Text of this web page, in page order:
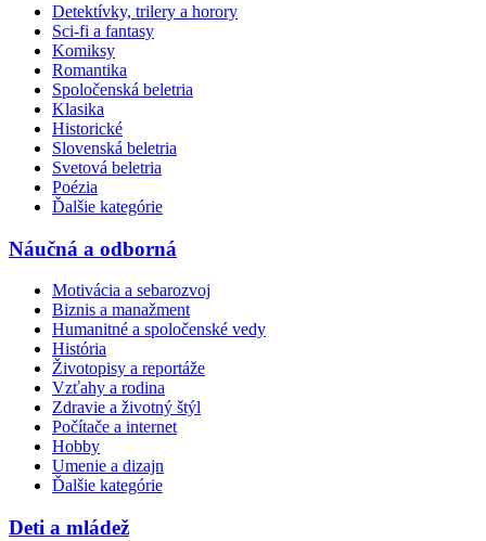
Detektívky, trilery a horory
Sci-fi a fantasy
Komiksy
Romantika
Spoločenská beletria
Klasika
Historické
Slovenská beletria
Svetová beletria
Poézia
Ďalšie kategórie
Náučná a odborná
Motivácia a sebarozvoj
Biznis a manažment
Humanitné a spoločenské vedy
História
Životopisy a reportáže
Vzťahy a rodina
Zdravie a životný štýl
Počítače a internet
Hobby
Umenie a dizajn
Ďalšie kategórie
Deti a mládež